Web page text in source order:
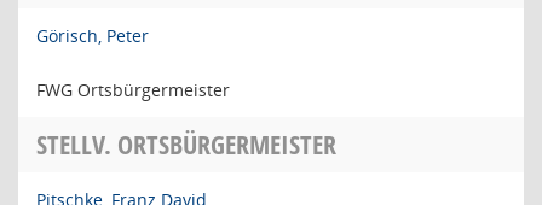
Görisch, Peter
FWG Ortsbürgermeister
STELLV. ORTSBÜRGERMEISTER
Pitschke, Franz David